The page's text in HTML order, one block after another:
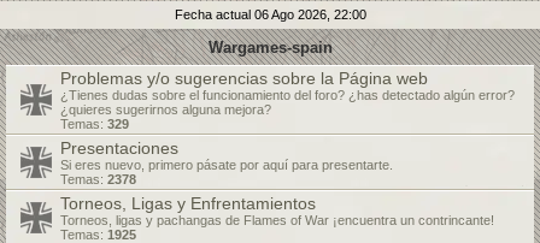
car
Fecha actual 06 Ago 2026, 22:00
Wargames-spain
Problemas y/o sugerencias sobre la Página web
¿Tienes dudas sobre el funcionamiento del foro? ¿has detectado algún error?
¿quieres sugerirnos alguna mejora?
Temas: 329
Presentaciones
Si eres nuevo, primero pásate por aquí para presentarte.
Temas: 2378
Torneos, Ligas y Enfrentamientos
Torneos, ligas y pachangas de Flames of War ¡encuentra un contrincante!
Temas: 1925